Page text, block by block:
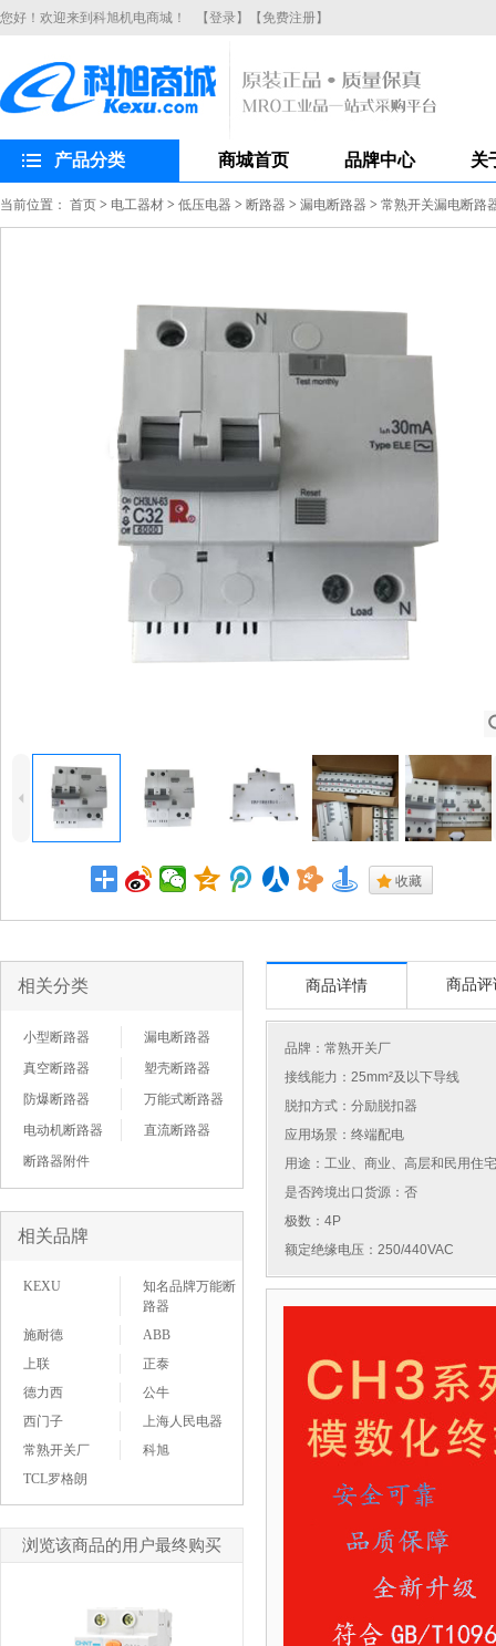
您好！欢迎来到科旭机电商城！ 【登录】 【免费注册】
产品分类 商城首页 品牌中心 关
当前位置： 首页 > 电工器材 > 低压电器 > 断路器 > 漏电断路器 > 常熟开关漏电断路
4
. 收藏
相关分类
小型断路器
漏电断路器
真空断路器
塑壳断路器
防爆断路器
万能式断路器
电动机断路器
直流断路器
断路器附件
相关品牌
KEXU
知名品牌万能断
路器
施耐德
ABB
上联
正泰
德力西
公牛
西门子
上海人民电器
常熟开关厂
科旭
TCL罗格朗
浏览该商品的用户最终购买
商品详情 商品评
品牌： 常熟开关厂
接线能力：25mm²及以下导线
脱扣方式：分励脱扣器
应用场景：终端配电
用途：工业、商业、高层和民用住
是否跨境出口货源：否
极数：4P
额定绝缘电压：250/440VAC